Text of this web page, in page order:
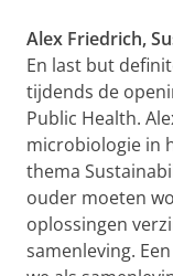
Alex Friedrich,
En last but
tijdends de
Public Health.
microbiologie in
thema
ouder moeten
oplossingen
samenleving.